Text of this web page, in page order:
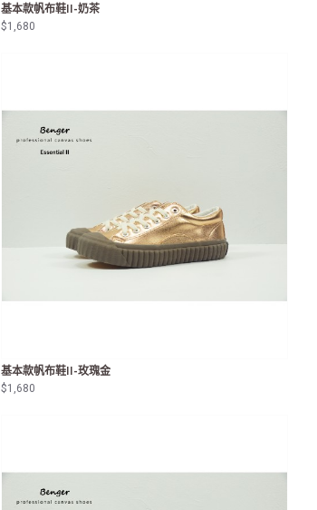
基本款帆布鞋II-奶茶
$1,680
基本款帆布鞋II-玫瑰金
$1,680